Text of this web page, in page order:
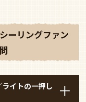
ーリングファン
イトの一押し